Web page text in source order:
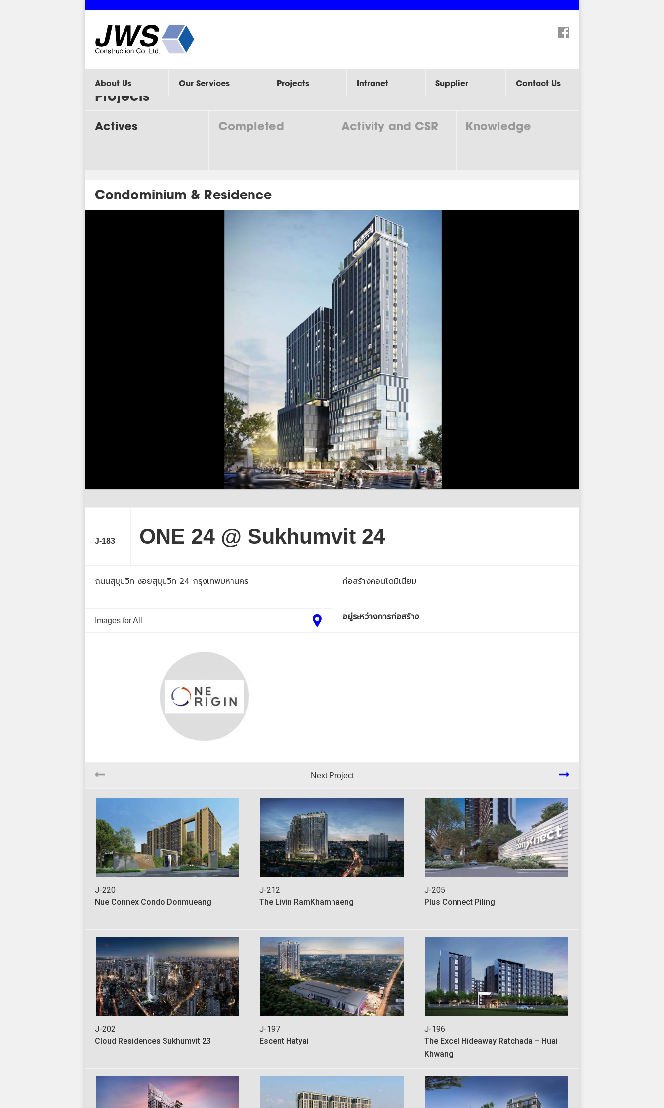
Search:
About Us Our Services Projects Intranet Supplier Contact Us
Projects
Actives Completed Activity and CSR Knowledge
Condominium & Residence
J-183 ONE 24 @ Sukhumvit 24
ถนนสุขุมวิท ซอยสุขุมวิท 24 กรุงเทพมหานคร ก่อสร้างคอนโดมิเนียม
อยู่ระหว่างการก่อสร้าง
Images for All
Next Project
J-220
Nue Connex Condo Donmueang
J-212
The Livin RamKhamhaeng
J-205
Plus Connect Piling
J-202
Cloud Residences Sukhumvit 23
J-197
Escent Hatyai
J-196
The Excel Hideaway Ratchada – Huai
Khwang